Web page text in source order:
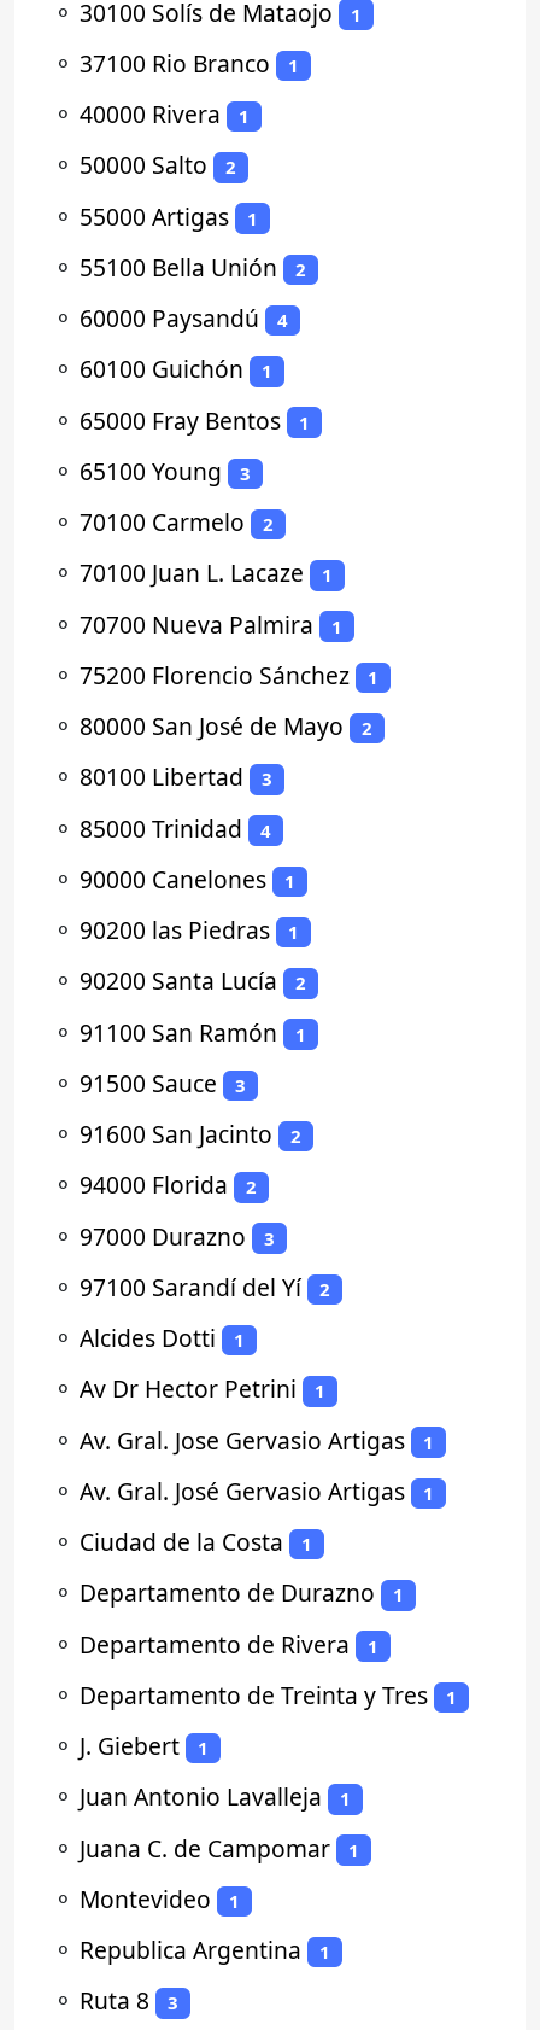
⚬ 30100 Solís de Mataojo 1
⚬ 37100 Rio Branco 1
⚬ 40000 Rivera 1
⚬ 50000 Salto 2
⚬ 55000 Artigas 1
⚬ 55100 Bella Unión 2
⚬ 60000 Paysandú 4
⚬ 60100 Guichón 1
⚬ 65000 Fray Bentos 1
⚬ 65100 Young 3
⚬ 70100 Carmelo 2
⚬ 70100 Juan L. Lacaze 1
⚬ 70700 Nueva Palmira 1
⚬ 75200 Florencio Sánchez 1
⚬ 80000 San José de Mayo 2
⚬ 80100 Libertad 3
⚬ 85000 Trinidad 4
⚬ 90000 Canelones 1
⚬ 90200 las Piedras 1
⚬ 90200 Santa Lucía 2
⚬ 91100 San Ramón 1
⚬ 91500 Sauce 3
⚬ 91600 San Jacinto 2
⚬ 94000 Florida 2
⚬ 97000 Durazno 3
⚬ 97100 Sarandí del Yí 2
⚬ Alcides Dotti 1
⚬ Av Dr Hector Petrini 1
⚬ Av. Gral. Jose Gervasio Artigas 1
⚬ Av. Gral. José Gervasio Artigas 1
⚬ Ciudad de la Costa 1
⚬ Departamento de Durazno 1
⚬ Departamento de Rivera 1
⚬ Departamento de Treinta y Tres 1
⚬ J. Giebert 1
⚬ Juan Antonio Lavalleja 1
⚬ Juana C. de Campomar 1
⚬ Montevideo 1
⚬ Republica Argentina 1
⚬ Ruta 8 3